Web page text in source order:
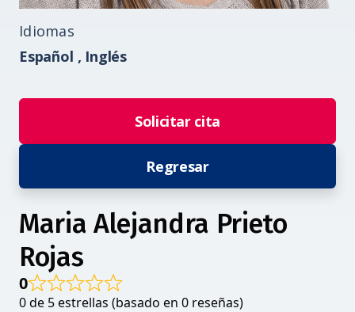
Idiomas
Español , Inglés
Solicitar cita
Regresar
Maria Alejandra Prieto
Rojas
0
0 de 5 estrellas (basado en 0 reseñas)